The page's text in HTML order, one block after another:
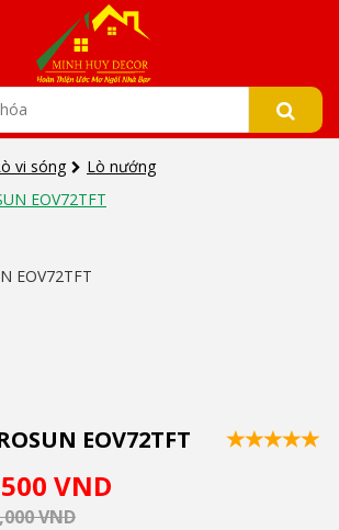
vi sóng
Lò nướng
EOV72TFT
EOV72TFT
VND
VND